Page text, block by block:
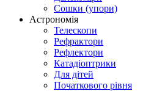
Сошки (упори)
Астрономія
Телескопи
Рефрактори
Рефлектори
Катадіоптрики
Для дітей
Початкового рівня